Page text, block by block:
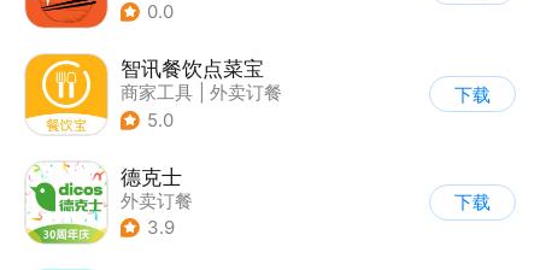
0.0
智讯餐饮点菜宝
商家工具
外卖订餐
5.0
下载
德克士
外卖订餐
3.9
下载